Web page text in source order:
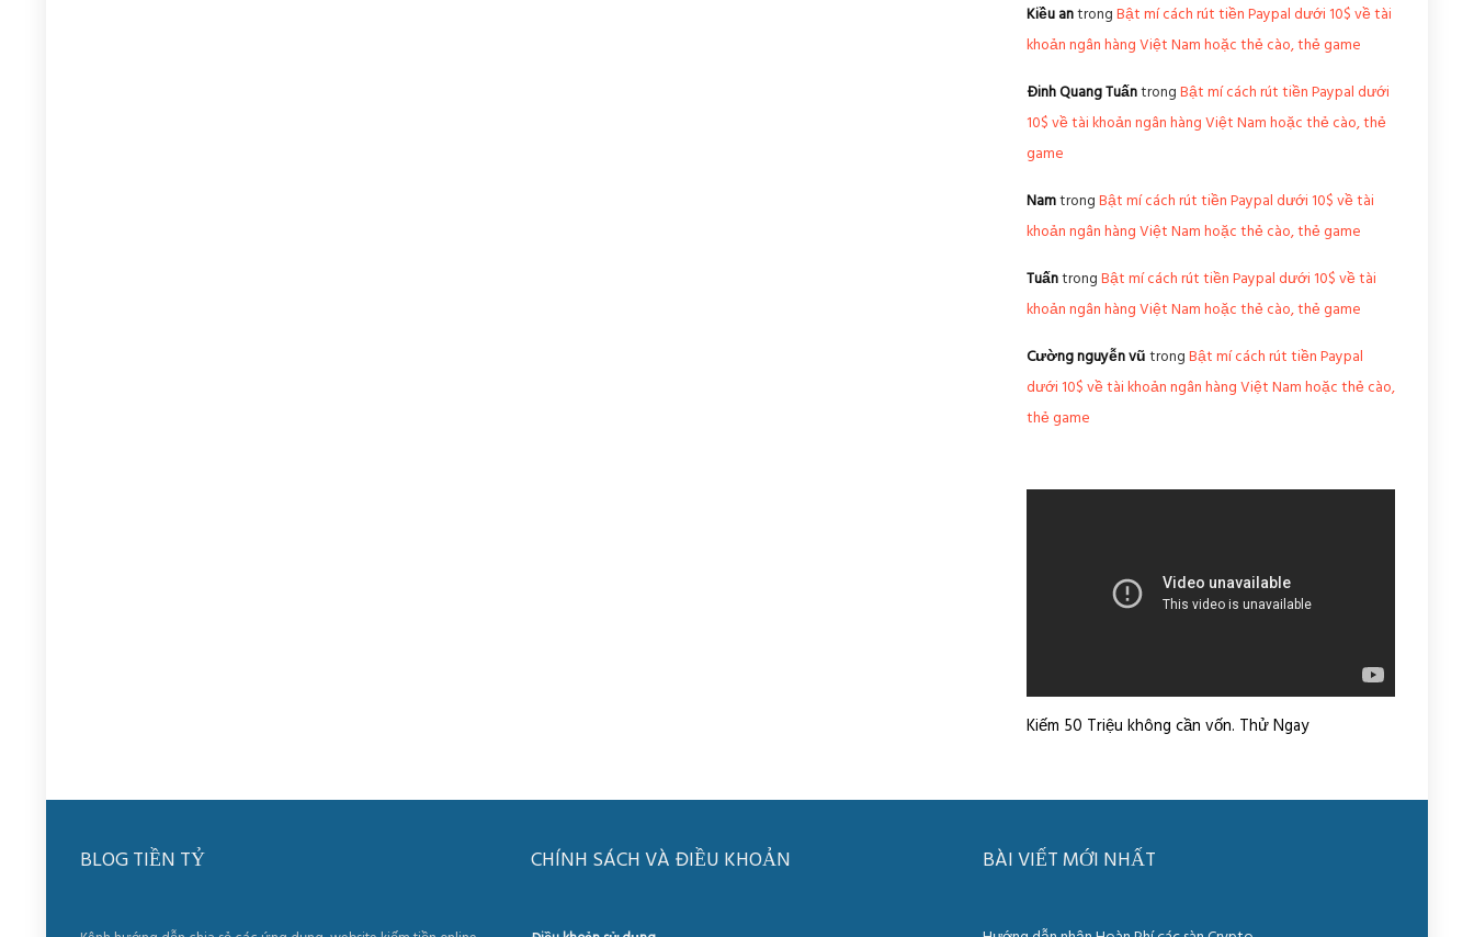
Kiều antrongBật mí cách rút tiền Paypal dưới 10$ về tài
khoản ngân hàng Việt Nam hoặc thẻ cào, thẻ game
Đinh Quang TuấntrongBật mí cách rút tiền Paypal dưới
10$ về tài khoản ngân hàng Việt Nam hoặc thẻ cào, thẻ
game
NamtrongBật mí cách rút tiền Paypal dưới 10$ về tài
khoản ngân hàng Việt Nam hoặc thẻ cào, thẻ game
TuấntrongBật mí cách rút tiền Paypal dưới 10$ về tài
khoản ngân hàng Việt Nam hoặc thẻ cào, thẻ game
Cường nguyễn vũtrongBật mí cách rút tiền Paypal
dưới 10$ về tài khoản ngân hàng Việt Nam hoặc thẻ cào,
thẻ game
Kiếm 50 Triệu không cần vốn. Thử Ngay
BLOG TIỀN TỶ CHÍNH SÁCH VÀ ĐIỀU KHOẢN BÀI VIẾT MỚI NHẤT